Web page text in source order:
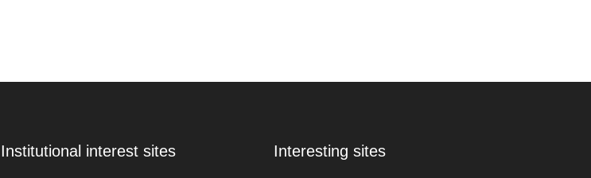
Institutional interest sites Interesting sites